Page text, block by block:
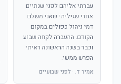
עברתי אליהם לפני שנתיים
אחרי שגיליתי שאני משלם
דמי ניהול כפולים במקום
הקודם. ההעברה לקחה שבוע
וכבר בשנה הראשונה ראיתי
הפרש ממשי.
אמיר ד. · לפני שבועיים